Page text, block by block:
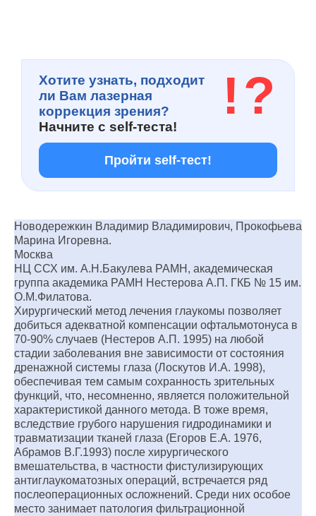
Хотите узнать, подходит
ли Вам лазерная
коррекция зрения?
Начните с self-теста!
!?
Пройти self-тест!
Новодережкин Владимир Владимирович, Прокофьева
Марина Игоревна.
Москва
НЦ ССХ им. А.Н.Бакулева РАМН, академическая
группа академика РАМН Нестерова А.П. ГКБ № 15 им.
О.М.Филатова.
Хирургический метод лечения глаукомы позволяет
добиться адекватной компенсации офтальмотонуса в
70-90% случаев (Нестеров А.П. 1995) на любой
стадии заболевания вне зависимости от состояния
дренажной системы глаза (Лоскутов И.А. 1998),
обеспечивая тем самым сохранность зрительных
функций, что, несомненно, является положительной
характеристикой данного метода. В тоже время,
вследствие грубого нарушения гидродинамики и
травматизации тканей глаза (Егоров Е.А. 1976,
Абрамов В.Г.1993) после хирургического
вмешательства, в частности фистулизирующих
антиглаукоматозных операций, встречается ряд
послеоперационных осложнений. Среди них особое
место занимает патология фильтрационной